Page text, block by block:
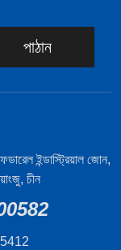
পাঠান
ইন্ডাস্ট্রিয়াল জোন,
চীন